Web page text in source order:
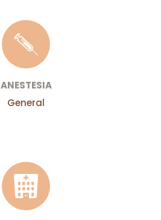
ANESTESIA
General